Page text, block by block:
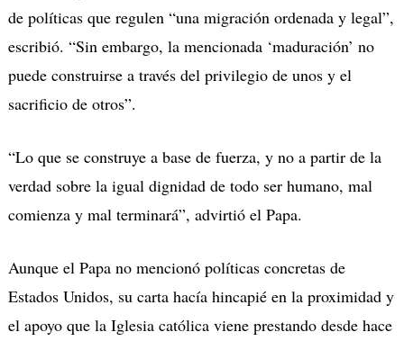
de políticas que regulen “una migración ordenada y legal”,
escribió. “Sin embargo, la mencionada ‘maduración’ no
puede construirse a través del privilegio de unos y el
sacrificio de otros”.
“Lo que se construye a base de fuerza, y no a partir de la
verdad sobre la igual dignidad de todo ser humano, mal
comienza y mal terminará”, advirtió el Papa.
Aunque el Papa no mencionó políticas concretas de
Estados Unidos, su carta hacía hincapié en la proximidad y
el apoyo que la Iglesia católica viene prestando desde hace